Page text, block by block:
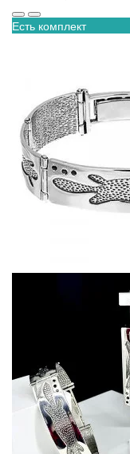
Есть комплект